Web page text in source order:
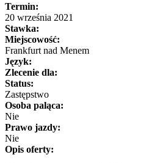
Termin:
20 września 2021
Stawka:
Miejscowość:
Frankfurt nad Menem
Język:
Zlecenie dla:
Status:
Zastępstwo
Osoba paląca:
Nie
Prawo jazdy:
Nie
Opis oferty: